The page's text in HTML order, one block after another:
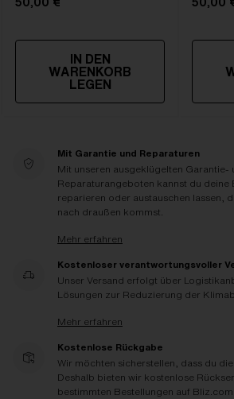
50,00 €
IN DEN
WARENKORB
LEGEN
50,00
Mit Garantie und Reparaturen
Mit unseren ausgeklügelten Garantie-
Reparaturangeboten kannst du deine
reparieren oder austauschen lassen,
nach draußen kommst.
Mehr erfahren
Kostenloser verantwortungsvoller
Unser Versand erfolgt über
Lösungen zur Reduzierung der
Mehr erfahren
Kostenlose Rückgabe
Wir möchten sicherstellen, dass du
Deshalb bieten wir kostenlose
bestimmten Bestellungen auf Bliz.com.